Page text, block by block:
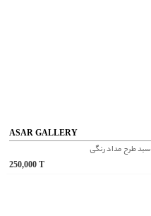
ASAR GALLERY
سبد طرح مداد رنگی
250,000T